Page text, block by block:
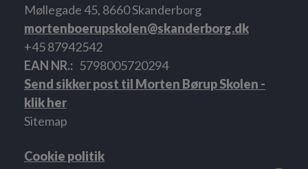
Møllegade 45, 8660 Skanderborg
mortenboerupskolen@skanderborg.dk
+45 87942542
EAN NR.
5798005720294
Send sikker post til Morten Børup Skolen -
klik her
Sitemap
Cookie politik